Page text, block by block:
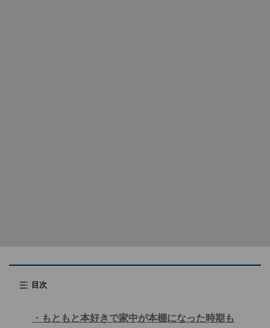
目次
もともと本好きで家中が本棚になった時期も